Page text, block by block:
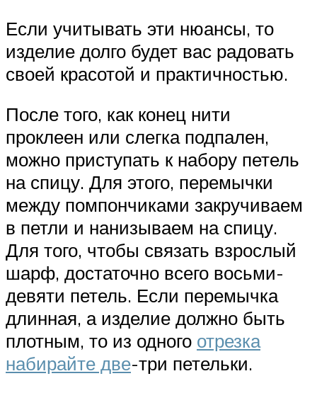
Если учитывать эти нюансы, то
изделие долго будет вас радовать
своей красотой и практичностью.
После того, как конец нити
проклеен или слегка подпален,
можно приступать к набору петель
на спицу. Для этого, перемычки
между помпончиками закручиваем
в петли и нанизываем на спицу.
Для того, чтобы связать взрослый
шарф, достаточно всего восьми-
девяти петель. Если перемычка
длинная, а изделие должно быть
плотным, то из одного отрезка
набирайте две-три петельки.